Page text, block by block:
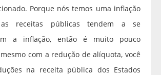
Porque nós temos uma inflação
as receitas públicas tendem a se
a inflação, então é muito pouco
com a redução de alíquota, você
na receita pública dos Estados